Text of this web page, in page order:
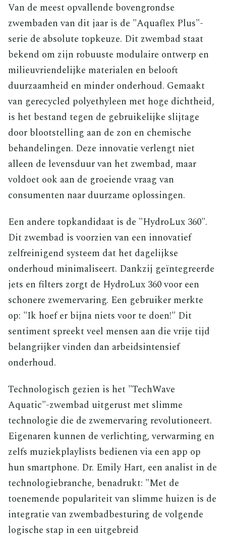
Van de meest opvallende bovengrondse
zwembaden van dit jaar is de "Aquaflex Plus"-
serie de absolute topkeuze. Dit zwembad staat
bekend om zijn robuuste modulaire ontwerp en
milieuvriendelijke materialen en belooft
duurzaamheid en minder onderhoud. Gemaakt
van gerecycled polyethyleen met hoge dichtheid,
is het bestand tegen de gebruikelijke slijtage
door blootstelling aan de zon en chemische
behandelingen. Deze innovatie verlengt niet
alleen de levensduur van het zwembad, maar
voldoet ook aan de groeiende vraag van
consumenten naar duurzame oplossingen.
Een andere topkandidaat is de "HydroLux 360".
Dit zwembad is voorzien van een innovatief
zelfreinigend systeem dat het dagelijkse
onderhoud minimaliseert. Dankzij geïntegreerde
jets en filters zorgt de HydroLux 360 voor een
schonere zwemervaring. Een gebruiker merkte
op: "Ik hoef er bijna niets voor te doen!" Dit
sentiment spreekt veel mensen aan die vrije tijd
belangrijker vinden dan arbeidsintensief
onderhoud.
Technologisch gezien is het "TechWave
Aquatic"-zwembad uitgerust met slimme
technologie die de zwemervaring revolutioneert.
Eigenaren kunnen de verlichting, verwarming en
zelfs muziekplaylists bedienen via een app op
hun smartphone. Dr. Emily Hart, een analist in de
technologiebranche, benadrukt: "Met de
toenemende populariteit van slimme huizen is de
integratie van zwembadbesturing de volgende
logische stap in een uitgebreid